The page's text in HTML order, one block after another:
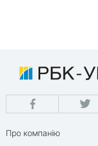
Про компанію